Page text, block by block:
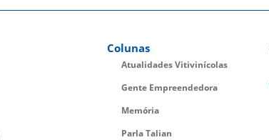
Colunas
Atualidades Vitivinícolas
Gente Empreendedora
Memória
Parla Talian